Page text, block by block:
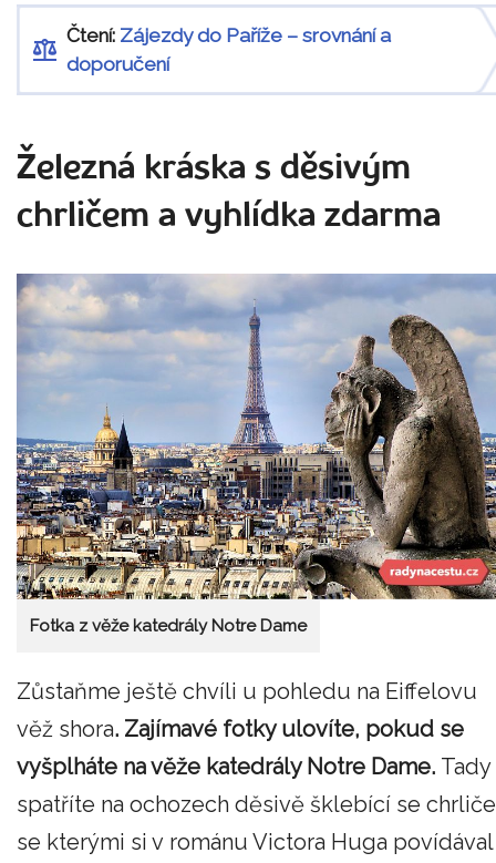
Čtení: Zájezdy do Paříže – srovnání a
doporučení
Železná kráska s děsivým
chrličem a vyhlídka zdarma
Fotka z věže katedrály Notre Dame
Zůstaňme ještě chvíli u pohledu na Eiffelovu
věž shora. Zajímavé fotky ulovíte, pokud se
vyšplháte na věže katedrály Notre Dame. Tady
spatříte na ochozech děsivě šklebící se
se kterými si v románu Victora Huga povídával